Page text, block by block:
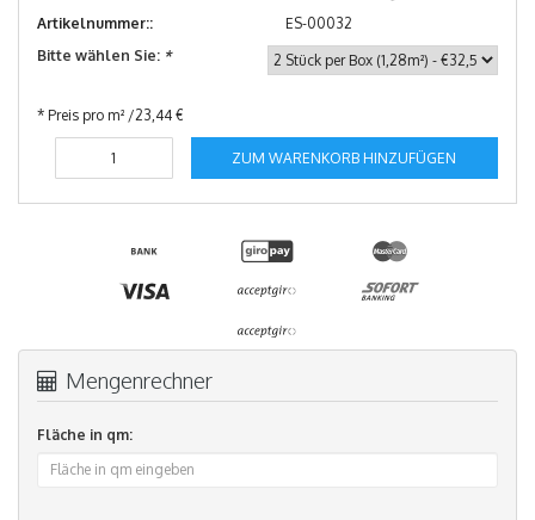
Artikelnummer::
ES-00032
Bitte wählen Sie: *
* Preis pro m² /23,44 €
ZUM WARENKORB HINZUFÜGEN
Mengenrechner
Fläche in qm: